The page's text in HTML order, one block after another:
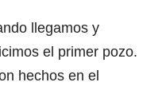
llegamos y
el primer pozo.
hechos en el